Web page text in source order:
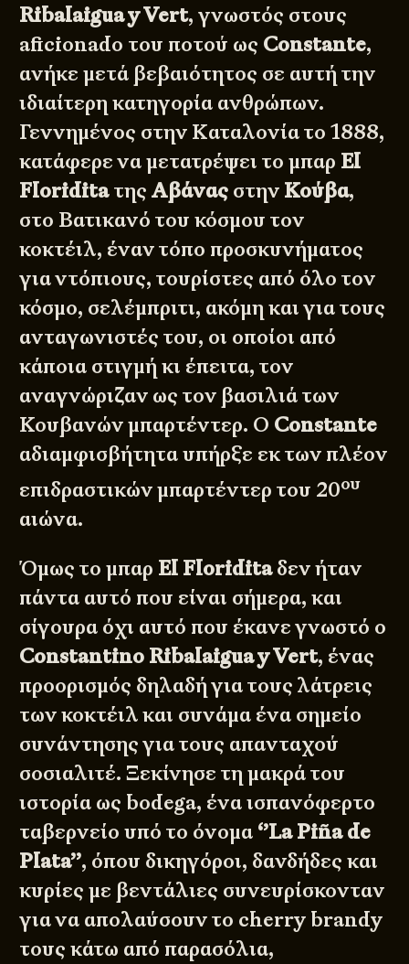
Ribalaigua y Vert, γνωστός στους
aficionado του ποτού ως Constante,
ανήκε μετά βεβαιότητος σε αυτή την
ιδιαίτερη κατηγορία ανθρώπων.
Γεννημένος στην Καταλονία το 1888,
κατάφερε να μετατρέψει το μπαρ El
FloriditaτηςΑβάνας στην Κούβα,
στο Βατικανό του κόσμου τον
κοκτέιλ, έναν τόπο προσκυνήματος
για ντόπιους, τουρίστες από όλο τον
κόσμο, σελέμπριτι, ακόμη και για τους
ανταγωνιστές του, οι οποίοι από
κάποια στιγμή κι έπειτα, τον
αναγνώριζαν ως τον βασιλιά των
Κουβανών μπαρτέντερ. Ο Constante
αδιαμφισβήτητα υπήρξε εκ των πλέον
επιδραστικών μπαρτέντερ του 20ου
αιώνα.
Όμως το μπαρ El Floriditaδεν ήταν
πάντα αυτό που είναι σήμερα, και
σίγουρα όχι αυτό που έκανε γνωστό ο
Constantino Ribalaigua y Vert, ένας
προορισμός δηλαδή για τους λάτρεις
των κοκτέιλ και συνάμα ένα σημείο
συνάντησης για τους απανταχού
σοσιαλιτέ. Ξεκίνησε τη μακρά του
ιστορία ως bodega, ένα ισπανόφερτο
ταβερνείο υπό το όνομα ‘’La Piña de
Plata’’, όπου δικηγόροι, δανδήδες και
κυρίες με βεντάλιες συνευρίσκονταν
για να απολαύσουν το cherry brandy
τους κάτω από παρασόλια,